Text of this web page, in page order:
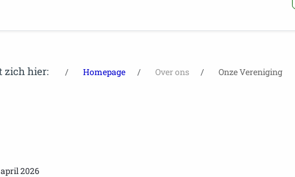
zich hier: Homepage Over ons Onze Vereniging
2026